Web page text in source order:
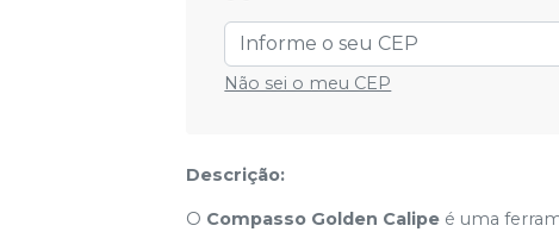
Não sei o meu CEP
Descrição:
O Compasso Golden Calipe é uma